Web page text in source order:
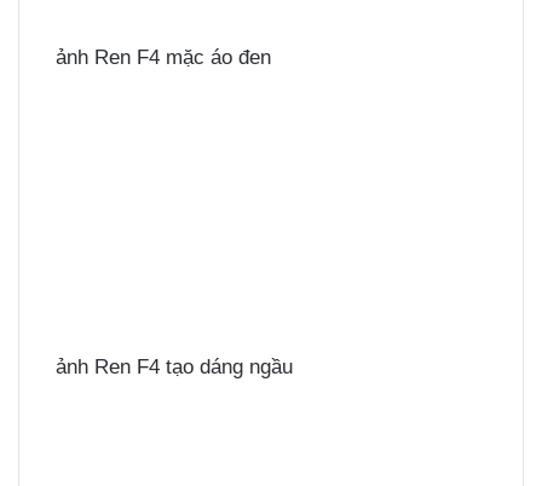
ảnh Ren F4 mặc áo đen
ảnh Ren F4 tạo dáng ngầu